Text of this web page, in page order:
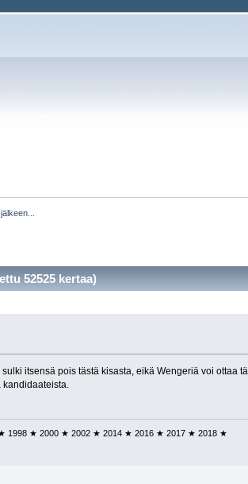
52525 kertaa)
itsensä pois tästä kisasta, eikä Wengeriä voi ottaa
kandidaateista.
1998 ★ 2000 ★ 2002 ★ 2014 ★ 2016 ★ 2017 ★ 2018 ★